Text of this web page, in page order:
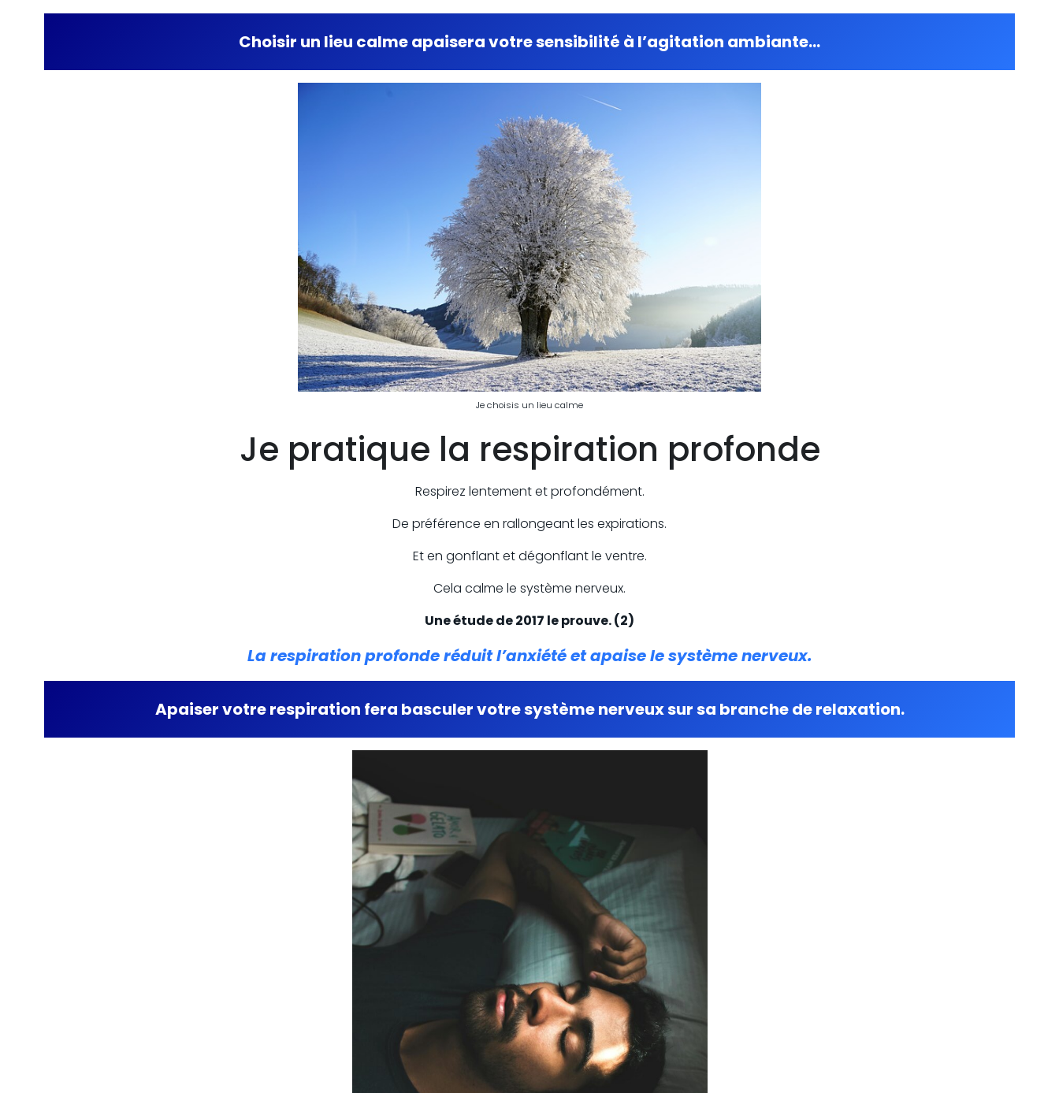
Choisir un lieu calme apaisera votre sensibilité à l’agitation ambiante…
Je choisis un lieu calme
Je pratique la respiration profonde
Respirez lentement et profondément.
De préférence en rallongeant les expirations.
Et en gonflant et dégonflant le ventre.
Cela calme le système nerveux.
Une étude de 2017 le prouve. (2)
La respiration profonde réduit l’anxiété et apaise le système nerveux.
Apaiser votre respiration fera basculer votre système nerveux sur sa branche de relaxation.